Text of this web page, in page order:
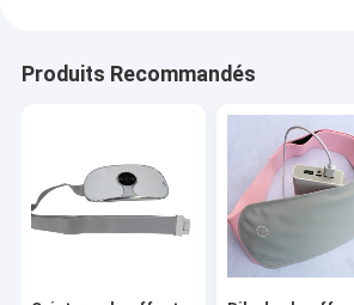
Produits Recommandés